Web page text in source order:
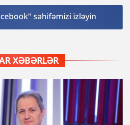
səhifəmizi izləyin
XƏBƏRLƏR